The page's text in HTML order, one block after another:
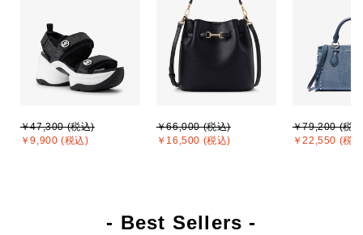
￥47,300 (税込)
￥9,900 (税込)
￥66,000 (税込)
￥16,500 (税込)
￥79,200 (税
￥22,550 (税
- Best Sellers -